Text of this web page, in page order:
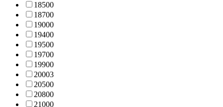
18500
18700
19000
19400
19500
19700
19900
20003
20500
20800
21000